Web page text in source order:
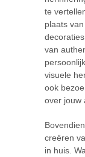
te
plaats
van
visuele
ook
over jouw
creëren
in huis.